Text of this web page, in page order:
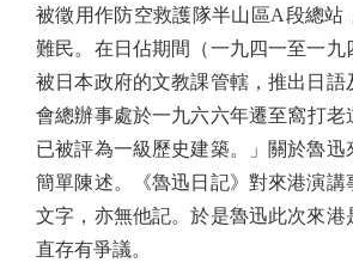
被徵用作防空救護隊半山區A段總站
難民。在日佔期間（一九四一至一九
被日本政府的文教課管轄，推出日語
會總辦事處於一九六六年遷至窩打
已被評為一級歷史建築。」關於魯迅
簡單陳述。《魯迅日記》對來港演講
文字，亦無他記。於是魯迅此次來港
直存有爭議。